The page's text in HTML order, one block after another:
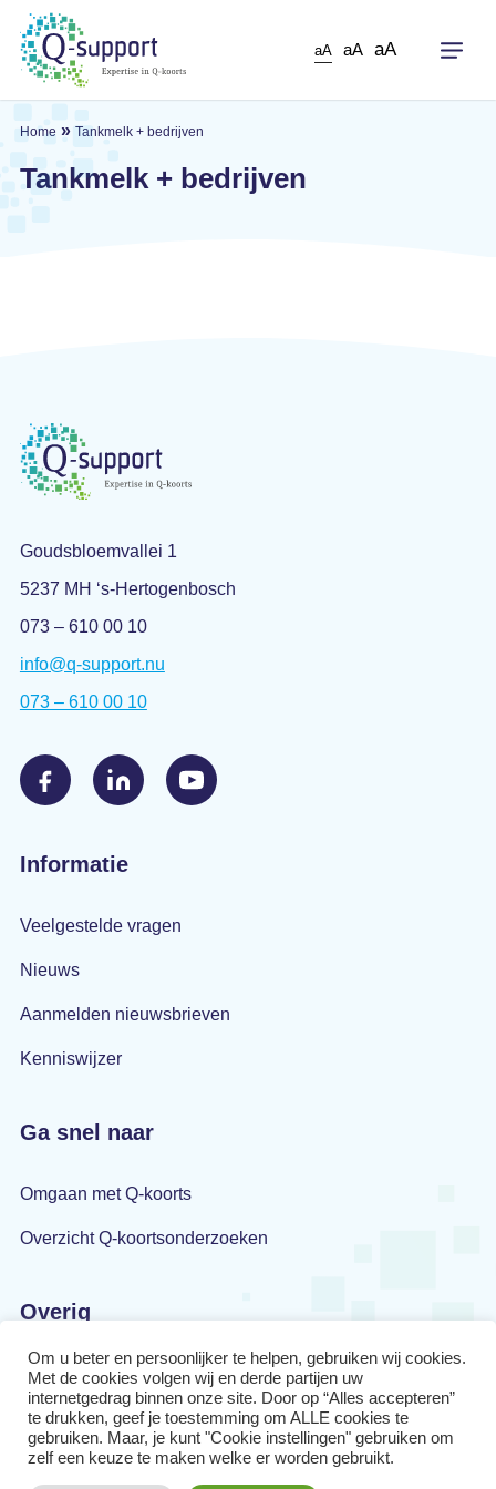
Skip
main
content
aA aA aA
Home » Tankmelk + bedrijven
Tankmelk + bedrijven
Goudsbloemvallei 1
5237 MH ‘s-Hertogenbosch
073 – 610 00 10
info@q-support.nu
073 – 610 00 10
Informatie
Veelgestelde vragen
Nieuws
Aanmelden nieuwsbrieven
Kenniswijzer
Ga snel naar
Omgaan met Q-koorts
Overzicht Q-koortsonderzoeken
Overig
Privacyverklaring
Disclaimer
Cookiebeleid
Om u beter en persoonlijker te helpen, gebruiken wij cookies.
Met de cookies volgen wij en derde partijen uw
internetgedrag binnen onze site. Door op “Alles accepteren”
te drukken, geef je toestemming om ALLE cookies te
gebruiken. Maar, je kunt "Cookie instellingen" gebruiken om
zelf een keuze te maken welke er worden gebruikt.